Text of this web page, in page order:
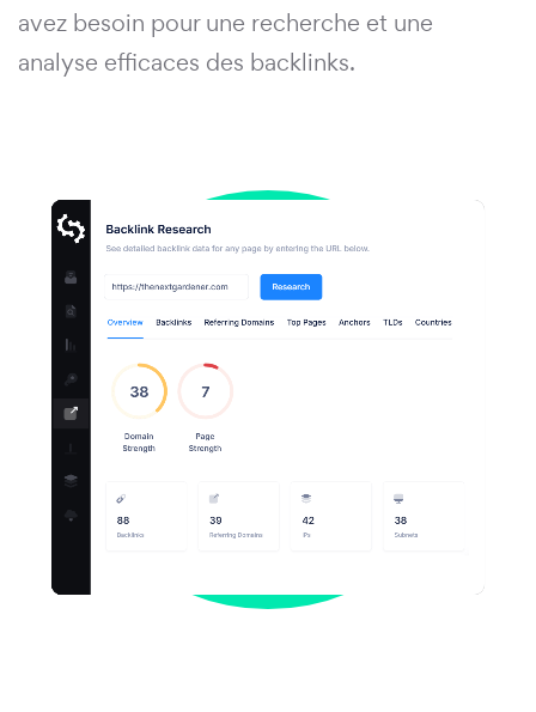
avez besoin pour une recherche et une
analyse efficaces des backlinks.